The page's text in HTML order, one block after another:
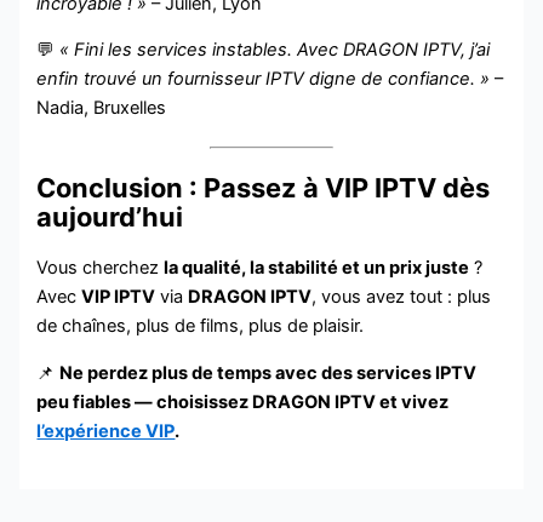
💬 « Fini les services instables. Avec DRAGON IPTV, j’ai
enfin trouvé un fournisseur IPTV digne de confiance. » –
Nadia, Bruxelles
Conclusion : Passez à VIP IPTV dès
aujourd’hui
Vous cherchez la qualité, la stabilité et un prix juste ?
AvecVIP IPTV via DRAGON IPTV, vous avez tout : plus
de chaînes, plus de films, plus de plaisir.
📌 Ne perdez plus de temps avec des services IPTV
peu fiables — choisissez DRAGON IPTV et vivez
l’expérience VIP.